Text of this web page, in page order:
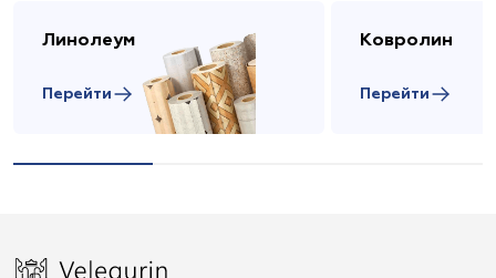
Линолеум
Перейти
Ковролин
Перейти